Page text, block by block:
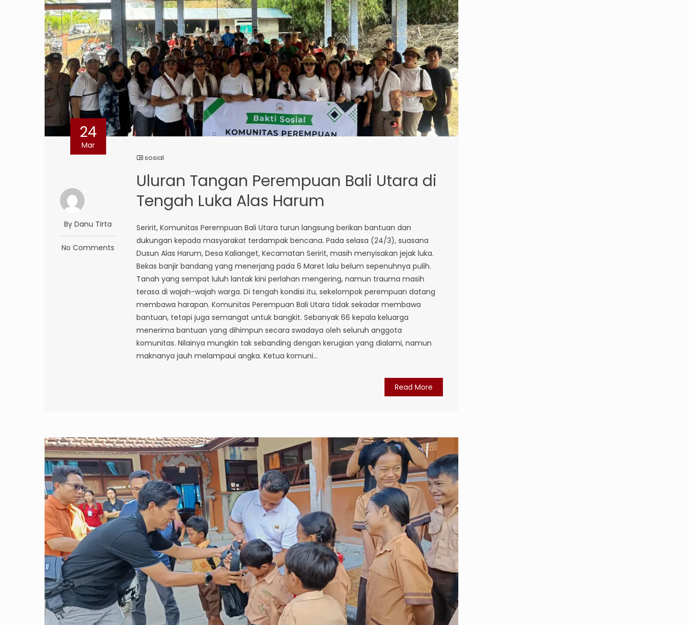
24
Mar
By Danu Tirta
No Comments
sosial
Uluran Tangan Perempuan Bali Utara di
Tengah Luka Alas Harum
Seririt, Komunitas Perempuan Bali Utara turun langsung berikan bantuan dan
dukungan kepada masyarakat terdampak bencana. Pada selasa (24/3), suasana
Dusun Alas Harum, Desa Kalianget, Kecamatan Seririt, masih menyisakan jejak luka.
Bekas banjir bandang yang menerjang pada 6 Maret lalu belum sepenuhnya pulih.
Tanah yang sempat luluh lantak kini perlahan mengering, namun trauma masih
terasa di wajah-wajah warga. Di tengah kondisi itu, sekelompok perempuan datang
membawa harapan. Komunitas Perempuan Bali Utara tidak sekadar membawa
bantuan, tetapi juga semangat untuk bangkit. Sebanyak 66 kepala keluarga
menerima bantuan yang dihimpun secara swadaya oleh seluruh anggota
komunitas. Nilainya mungkin tak sebanding dengan kerugian yang dialami, namun
maknanya jauh melampaui angka. Ketua komuni...
Read More